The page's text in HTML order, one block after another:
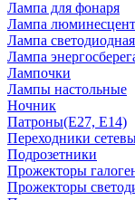
Лампа для фонаря
Лампа
Лампа светодиодная
Лампа
Лампочки
Лампы настольные
Ночник
Патроны(Е27, Е14)
Переходники
Подрозетники
Прожекторы
Прожекторы